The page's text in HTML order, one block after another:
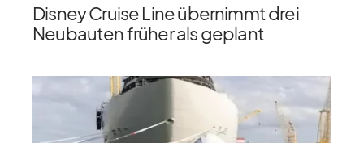
Disney Cruise Line übernimmt drei
Neubauten früher als geplant